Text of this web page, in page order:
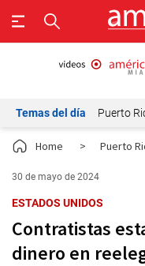
Temas del día Puerto
Home > Puerto
30 de mayo de 2024
ESTADOS UNIDOS
Contratistas
dinero en